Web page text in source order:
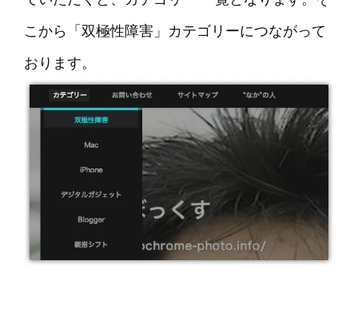
こから「双極性障害」カテゴリーにつながって
おります。